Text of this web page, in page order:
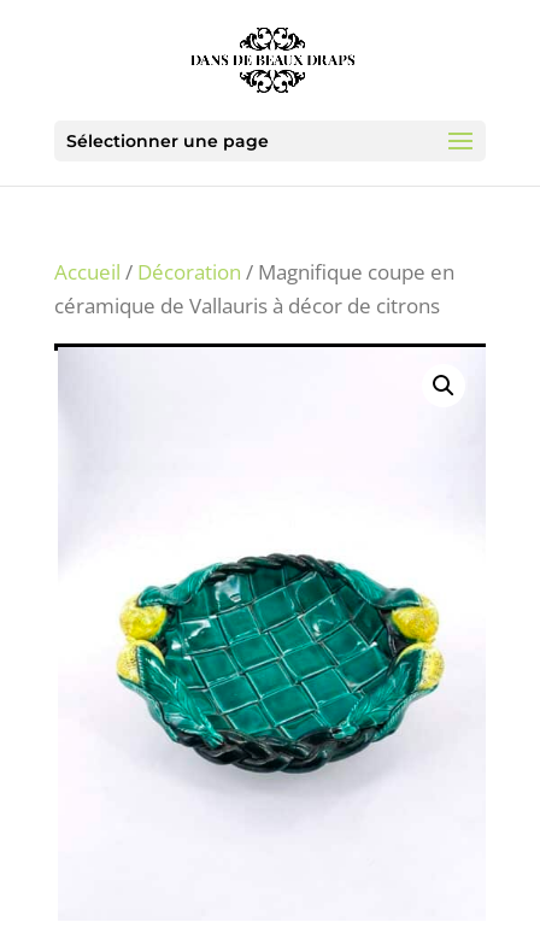
Sélectionner une page
Accueil / Décoration / Magnifique coupe en
céramique de Vallauris à décor de citrons